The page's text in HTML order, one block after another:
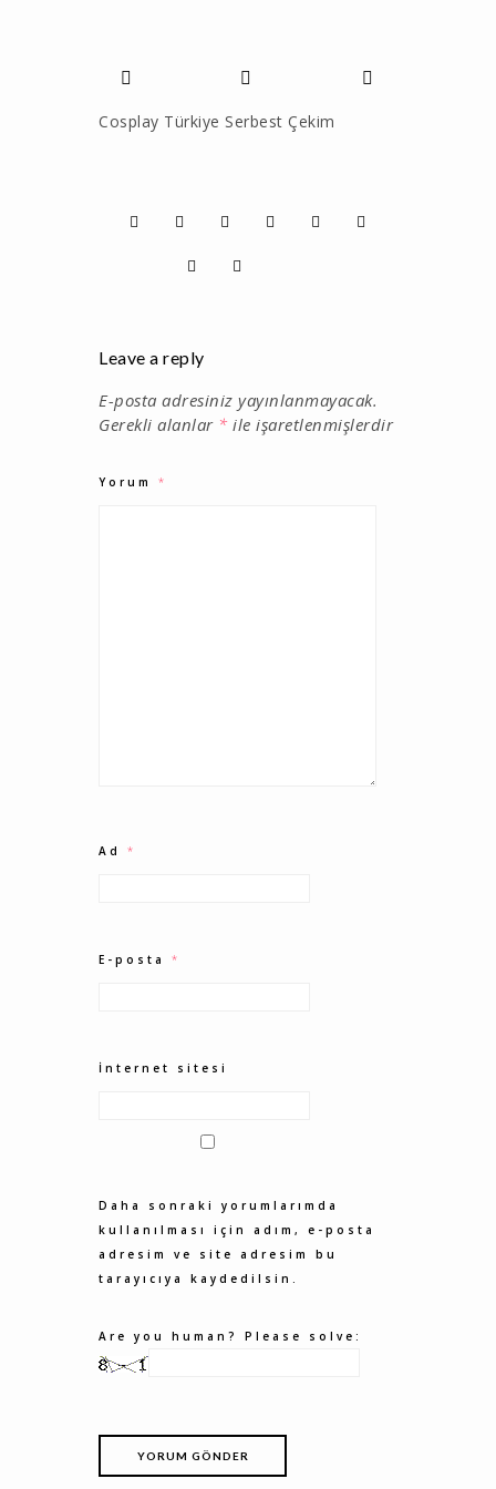
Cosplay Türkiye Serbest Çekim
Leave a reply
E-posta adresiniz yayınlanmayacak.
Gerekli alanlar *ile işaretlenmişlerdir
Yorum *
Ad *
E-posta *
İnternet sitesi
Daha sonraki yorumlarımda
kullanılması için adım, e-posta
adresim ve site adresim bu
tarayıcıya kaydedilsin.
Are you human? Please solve: